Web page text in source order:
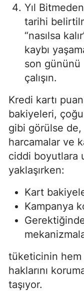
Yıl
tarihi
“nasılsa
kaybı
son gününü
çalışın.
Kredi kartı
bakiyeleri,
gibi görülse de,
harcamalar ve
ciddi boyutlara
yaklaşırken:
Kart
Kampanya
tüketicinin hem
haklarını
taşıyor.